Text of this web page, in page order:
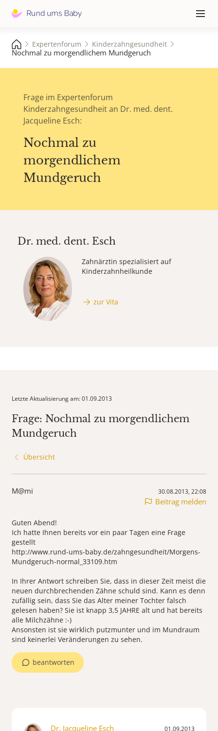
≡
Expertenforum Kinderzahngesundheit
Nochmal zu morgendlichem Mundgeruch
Frage im Expertenforum
Kinderzahngesundheit an Dr. med. dent.
Jacqueline Esch:
Nochmal zu
morgendlichem
Mundgeruch
Dr. med. dent. Esch
Zahnärztin spezialisiert auf
Kinderzahnheilkunde
zur Vita
Letzte Aktualisierung am: 01.09.2013
Frage: Nochmal zu morgendlichem
Mundgeruch
Übersicht
M@mi 30.08.2013, 22:08
Beitrag melden
Guten Abend!
Ich hatte Ihnen bereits vor ein paar Tagen eine Frage
gestellt
http://www.rund-ums-baby.de/zahngesundheit/Morgens-
Mundgeruch-normal_33109.htm
In Ihrer Antwort schreiben Sie, dass in dieser Zeit meist die
neuen durchbrechenden Zähne schuld sind. Kann es denn
zufällig sein, dass Sie das Alter meiner Tochter falsch
gelesen haben? Sie ist knapp 3,5 JAHRE alt und hat bereits
alle Milchzähne :-)
Ansonsten ist sie wirklich putzmunter und im Mundraum
sind keinerlei Veränderungen zu sehen.
beantworten
Dr. Jacqueline Esch 01.09.2013